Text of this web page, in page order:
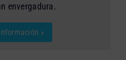
envergadura.
»